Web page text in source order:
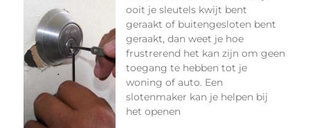
ooit je sleutels kwijt bent
geraakt of buitengesloten bent
geraakt, dan weet je hoe
frustrerend het kan zijn om geen
toegang te hebben tot je
woning of auto. Een
slotenmaker kan je helpen bij
het openen